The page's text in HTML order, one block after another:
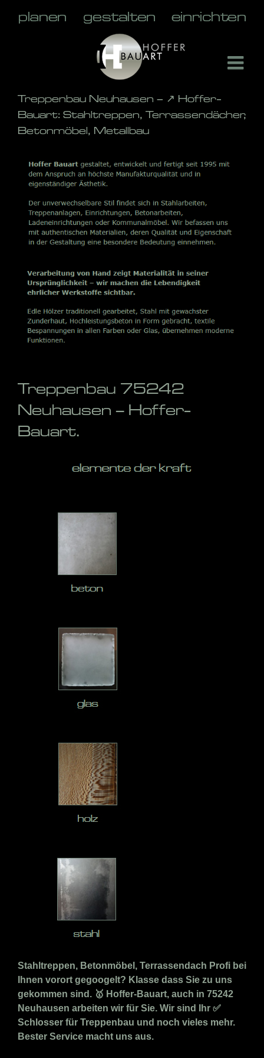
Treppenbau Neuhausen – ↗️ Hoffer-
Bauart: Stahltreppen, Terrassendächer,
Betonmöbel, Metallbau
Treppenbau 75242
Neuhausen – Hoffer-
Bauart.
Stahltreppen, Betonmöbel, Terrassendach Profi bei
Ihnen vorort gegoogelt? Klasse dass Sie zu uns
gekommen sind. 🥇 Hoffer-Bauart, auch in 75242
Neuhausen arbeiten wir für Sie. Wir sind Ihr ✅
Schlosser für Treppenbau und noch vieles mehr.
Bester Service macht uns aus.